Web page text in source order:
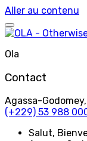
Aller au contenu
Ola
Contact
Agassa-
(+229) 53 988
Salut,